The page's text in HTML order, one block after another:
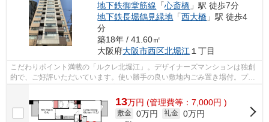
地下鉄御堂筋線 「心斎橋 」駅 徒歩7分
地下鉄長堀鶴見緑地 「西大橋 」駅 徒歩4
分
築18年 / 41.60㎡
大阪府大阪市西区北堀江 １丁目
こだわりポイント満載の「ルクレ北堀江」。デザイナーズマンションは独創
的で、ご好評いただいています。使い勝手の良い敷地内ごみ置き場付。プラ
13万円 (管理費等：7,000円 )
敷金 0万円 礼金 0万円